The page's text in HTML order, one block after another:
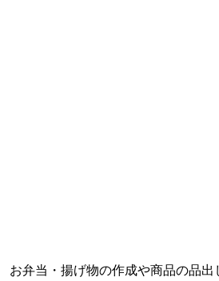
お弁当・揚げ物の作成や商品の品出